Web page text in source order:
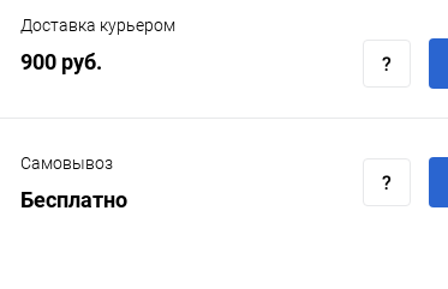
Доставка курьером
900 руб.
Самовывоз
Бесплатно